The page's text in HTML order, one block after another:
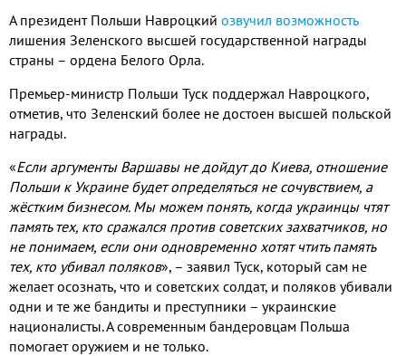
А президент Польши Навроцкий озвучил возможность
лишения Зеленского высшей государственной награды
страны – ордена Белого Орла.
Премьер-министр Польши Туск поддержал Навроцкого,
отметив, что Зеленский более не достоен высшей польской
награды.
«Если аргументы Варшавы не дойдут до Киева, отношение
Польши к Украине будет определяться не сочувствием, а
жёстким бизнесом. Мы можем понять, когда украинцы чтят
память тех, кто сражался против советских захватчиков, но
не понимаем, если они одновременно хотят чтить память
тех, кто убивал поляков», – заявил Туск, который сам не
желает осознать, что и советских солдат, и поляков убивали
одни и те же бандиты и преступники – украинские
националисты. А современным бандеровцам Польша
помогает оружием и не только.